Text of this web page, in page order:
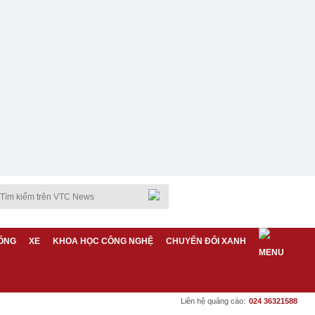
XE KHOA HỌC CÔNG NGHỆ CHUYỂN ĐỔI XANH
Liên hệ quảng cáo: 024 36321588